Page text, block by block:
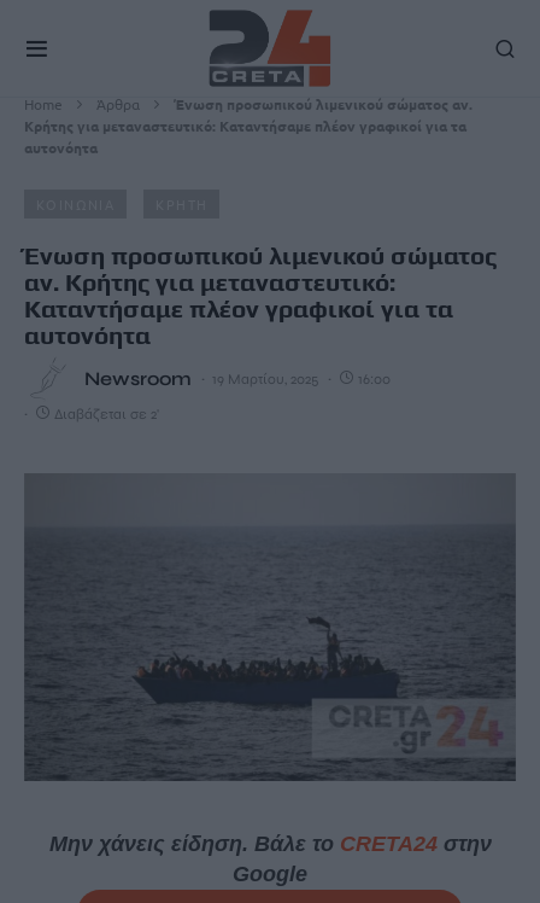
Home Άρθρα
Ένωση προσωπικού λιμενικού σώματος αν.
Κρήτης για μεταναστευτικό: Καταντήσαμε πλέον γραφικοί για τα
αυτονόητα
Ένωση προσωπικού λιμενικού σώματος
αν. Κρήτης για μεταναστευτικό:
Καταντήσαμε πλέον γραφικοί για τα
αυτονόητα
Newsroom 19 Μαρτίου, 2025 16:00
Διαβάζεται σε 2'
Μην χάνεις είδηση. Βάλε το CRETA24στην
Google